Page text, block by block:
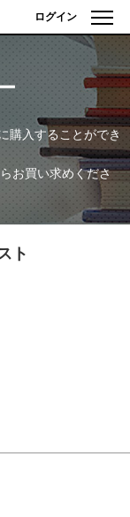
ログイン
購入することができ
お買い求めくださ
ト